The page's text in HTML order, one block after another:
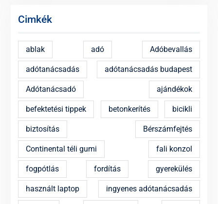
Cimkék
ablak adó Adóbevallás
adótanácsadás adótanácsadás budapest
Adótanácsadó ajándékok
befektetési tippek betonkerítés bicikli
biztosítás Bérszámfejtés
Continental téli gumi fali konzol
fogpótlás fordítás gyerekülés
használt laptop ingyenes adótanácsadás